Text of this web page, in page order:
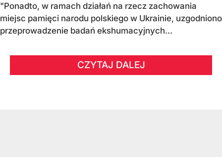
"Ponadto, w ramach działań na rzecz zachowania
miejsc pamięci narodu polskiego w Ukrainie, uzgodniono
przeprowadzenie badań ekshumacyjnych...
CZYTAJ DALEJ